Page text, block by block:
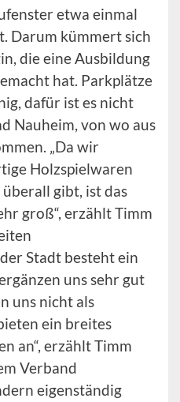
etwa einmal
Darum kümmert sich
die eine Ausbildung
hat. Parkplätze
dafür ist es nicht
Nauheim, von wo aus
„Da wir
Holzspielwaren
gibt, ist das
groß“, erzählt Timm
Stadt besteht ein
uns sehr gut
uns nicht als
ein breites
an“, erzählt Timm
Verband
eigenständig